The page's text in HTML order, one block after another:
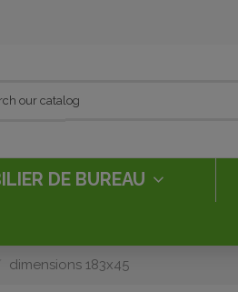
DE BUREAU
dimensions 183x45